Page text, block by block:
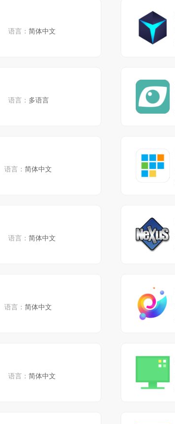
语言： 简体中文
语言： 多语言
语言： 简体中文
语言： 简体中文
语言： 简体中文
语言： 简体中文